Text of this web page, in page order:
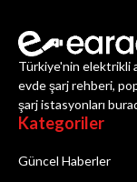
Türkiye'nin elektrikli
evde şarj rehberi,
şarj istasyonları
Kategoriler
Güncel Haberler